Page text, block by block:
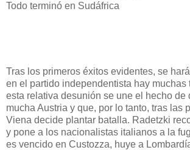
Todo terminó en Sudáfrica
Tras los primeros éxitos evidentes, se
en el partido independentista hay muchas
esta relativa desunión se une el hecho de
mucha Austria y que, por lo tanto, tras las
Viena decide plantar batalla. Radetzki
y pone a los nacionalistas italianos a la
es vencido en Custozza, huye a